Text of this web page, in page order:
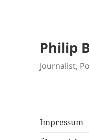
Philip
Journalist,
Impressum